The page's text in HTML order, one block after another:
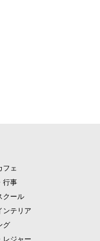
フェ
行事
クール
ンテリア
グ